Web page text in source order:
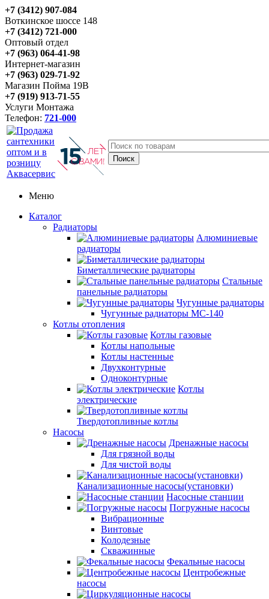
+7 (3412) 907-084
Воткинское шоссе 148
+7 (3412) 721-000
Оптовый отдел
+7 (963) 064-41-98
Интернет-магазин
+7 (963) 029-71-92
Магазин Пойма 19В
+7 (919) 913-71-55
Услуги Монтажа
Телефон: 721-000
Меню
Каталог
Радиаторы
Алюминиевые
радиаторы
Биметаллические радиаторы
Стальные
панельные радиаторы
Чугунные радиаторы
Чугунные радиаторы МС-140
Котлы отопления
Котлы газовые
Котлы напольные
Котлы настенные
Двухконтурные
Одноконтурные
Котлы
электрические
Твердотопливные котлы
Насосы
Дренажные насосы
Для грязной воды
Для чистой воды
Канализационные насосы(установки)
Насосные станции
Погружные насосы
Вибрационные
Винтовые
Колодезные
Скважинные
Фекальные насосы
Центробежные
насосы